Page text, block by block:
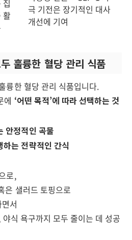
집
활
극 기전은 장기적인 대사
개선에 기여
훌륭한 혈당 관리 식품
륭한 혈당 관리 식품입니다.
에 ‘어떤 목적’에 따라 선택하는 것
안정적인 곡물
하는 전략적인 간식
로,
은 샐러드 토핑으로
서
식 욕구까지 모두 줄이는 데 성공